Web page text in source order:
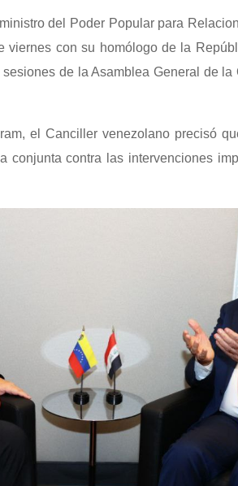
del Poder Popular para
viernes con su homólogo de la
de la Asamblea General de
el Canciller venezolano precisó
conjunta contra las intervenciones